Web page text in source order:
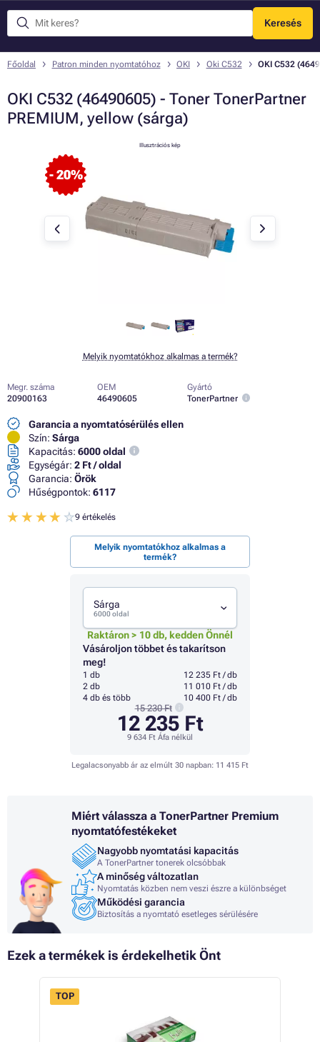
Keresés
Menü
Főoldal Patron minden nyomtatóhoz OKI Oki C532 OKI C532
OKI C532 (46490605) - Toner TonerPartner
PREMIUM, yellow (sárga)
- 20%
Illusztrációs kép
Melyik nyomtatókhoz alkalmas a termék?
Megr. száma
20900163
OEM
46490605
Gyártó
TonerPartner
Garancia a nyomtatósérülés ellen
Szín: Sárga
Kapacitás: 6000 oldal
Egységár: 2 Ft / oldal
Garancia: Örök
Hűségpontok: 6117
9 értékelés
Melyik nyomtatókhoz alkalmas a
termék?
Sárga
6000 oldal
Raktáron > 10 db, kedden Önnél
Vásároljon többet és takarítson
meg!
1 db
12 235 Ft / db
2 db
11 010 Ft / db
4 db és több
10 400 Ft / db
15 230 Ft
12 235 Ft
9 634 Ft Áfa nélkül
Legalacsonyabb ár az elmúlt 30 napban: 11 415 Ft
Miért válassza a TonerPartner Premium
nyomtatófestékeket
Nagyobb nyomtatási kapacitás
A TonerPartner tonerek olcsóbbak
A minőség változatlan
Nyomtatás közben nem veszi észre a különbséget
Működési garancia
Biztosítás a nyomtató esetleges sérülésére
Ezek a termékek is érdekelhetik Önt
TOP